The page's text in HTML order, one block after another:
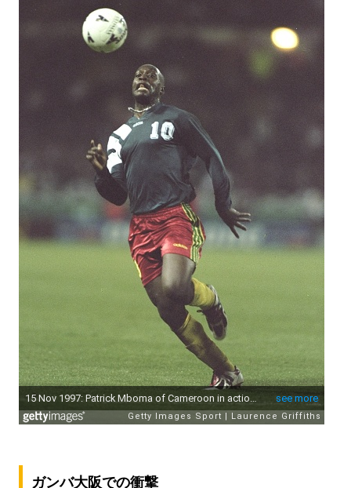
ガンバ大阪での衝撃